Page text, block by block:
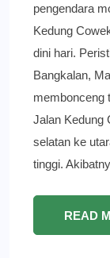
pengendara
Kedung
dini hari.
Bangkalan,
membonceng
Jalan Kedung
selatan ke
tinggi.
READ